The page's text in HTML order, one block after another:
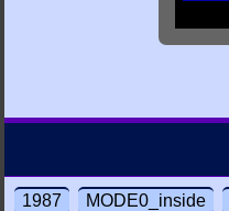
1987 MODE0_inside